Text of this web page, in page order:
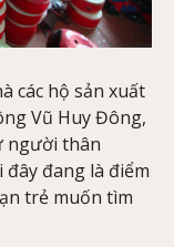
các hộ sản xuất
Vũ Huy Đông,
người thân
đang là điểm
trẻ muốn tìm